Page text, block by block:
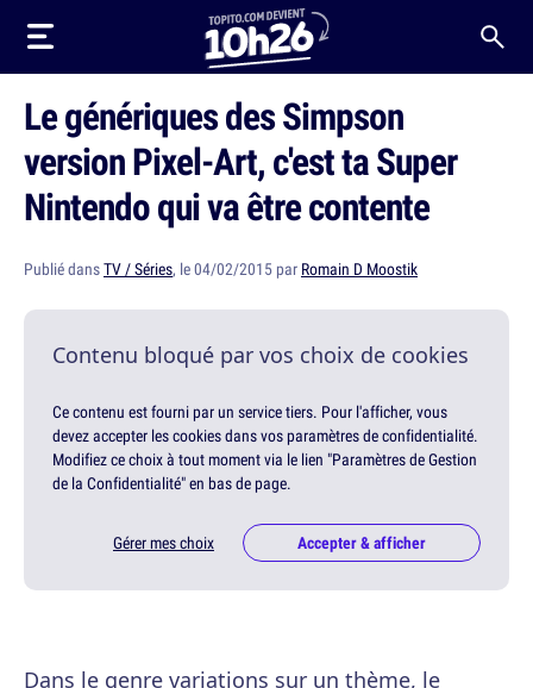
Le génériques des Simpson
version Pixel-Art, c'est ta Super
Nintendo qui va être contente
Publié dansTV / Séries, le 04/02/2015 par Romain D Moostik
Contenu bloqué par vos choix de cookies
Ce contenu est fourni par un service tiers. Pour l'afficher, vous
devez accepter les cookies dans vos paramètres de confidentialité.
Modifiez ce choix à tout moment via le lien "Paramètres de Gestion
de la Confidentialité" en bas de page.
Gérer mes choix Accepter & afficher
Dans le genre variations sur un thème, le